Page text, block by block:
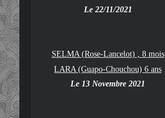
Le 22/11/2021
SELMA (Rose-Lancelot) , 8 mois
LARA (Guapo-Chouchou) 6 ans
Le 13 Novembre 2021